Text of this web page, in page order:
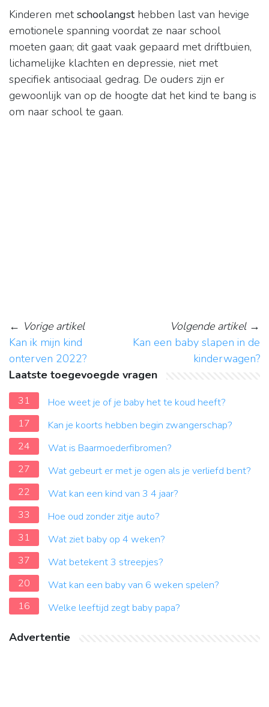
Kinderen metschoolangsthebben last van hevige
emotionele spanning voordat ze naar school
moeten gaan; dit gaat vaak gepaard met driftbuien,
lichamelijke klachten en depressie, niet met
specifiek antisociaal gedrag. De ouders zijn er
gewoonlijk van op de hoogte dat het kind te bang is
om naar school te gaan.
← Vorige artikel
Kan ik mijn kind
onterven 2022?
Volgende artikel→
Kan een baby slapen in de
kinderwagen?
Laatste toegevoegde vragen
31
Hoe weet je of je baby het te koud heeft?
17
Kan je koorts hebben begin zwangerschap?
24
Wat is Baarmoederfibromen?
27
Wat gebeurt er met je ogen als je verliefd bent?
22
Wat kan een kind van 3 4 jaar?
33
Hoe oud zonder zitje auto?
31
Wat ziet baby op 4 weken?
37
Wat betekent 3 streepjes?
20
Wat kan een baby van 6 weken spelen?
16
Welke leeftijd zegt baby papa?
Advertentie